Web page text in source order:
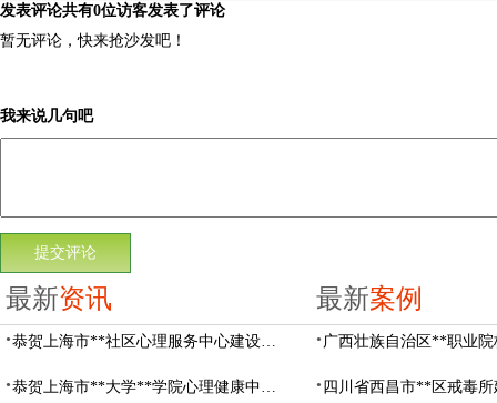
发表评论共有0位访客发表了评论
暂无评论，快来抢沙发吧！
我来说几句吧
最新资讯
恭贺上海市**社区心理服务中心建设项目由阳光心健代理商中标
恭贺上海市**大学**学院心理健康中心建设项目由阳光心健代理商中标
最新案例